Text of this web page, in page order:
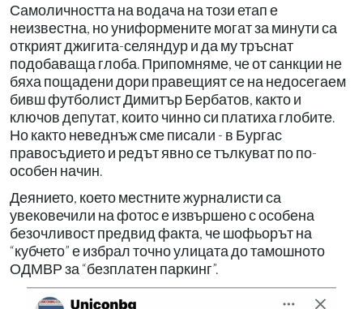
Самоличността на водача на този етап е
неизвестна, но униформените могат за минути са
открият джигита-селяндур и да му тръснат
подобаваща глоба. Припомняме, че от санкции не
бяха пощадени дори правещият се на недосегаем
бивш футболист Димитър Бербатов, както и
ключов депутат, които чинно си платиха глобите.
Но както неведнъж сме писали - в Бургас
правосъдието и редът явно се тълкуват по по-
особен начин.
Деянието, което местните журналисти са
увековечили на фотос е извършено с особена
безочливост предвид факта, че шофьорът на
“кубчето” е избрал точно улицата до тамошното
ОДМВР за “безплатен паркинг”.